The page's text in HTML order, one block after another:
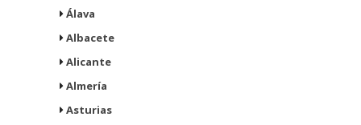
Álava
Albacete
Alicante
Almería
Asturias